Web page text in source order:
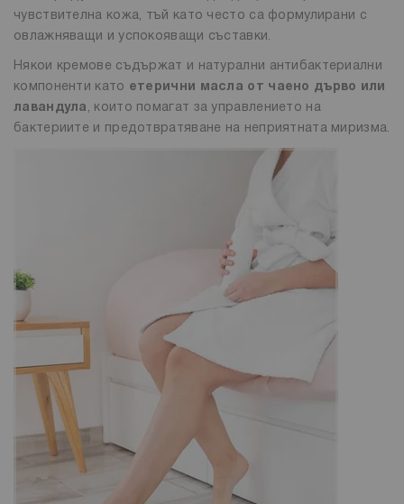
чувствителна кожа, тъй като често са формулирани с
овлажняващи и успокояващи съставки.
Някои кремове съдържат и натурални антибактериални
компоненти като етерични масла от чаено дърво или
лавандула , които помагат за управлението на
бактериите и предотвратяване на неприятната миризма.